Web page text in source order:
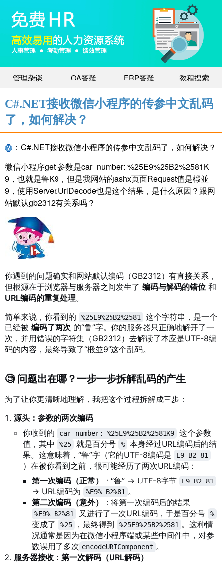
管理杂谈 OA答疑 ERP答疑 教程搜索
C#.NET接收微信小程序的传参中文乱码
了，如何解决？
：C#.NET接收微信小程序的传参中文乱码了，如何解决？
微信小程序get 参数是car_number: %25E9%25B2%2581K
9，也就是鲁K9，但是我网站的ashx页面Request值是椴並
9，使用Server.UrlDecode也是这个结果，是什么原因？跟网
站默认gb2312有关系吗？
你遇到的问题确实和网站默认编码（GB2312）有直接关系，
但根源在于浏览器与服务器之间发生了 编码与解码的错位 和
URL编码的重复处理。
简单来说，你看到的
%25E9%25B2%2581
这个字符串，是一个
已经被 编码了两次 的“鲁”字。你的服务器只正确地解开了一
次，并用错误的字符集（GB2312）去解读了本应是UTF-8编
码的内容，最终导致了“椴並9”这个乱码。
🧐 问题出在哪？一步一步拆解乱码的产生
为了让你更清晰地理解，我把这个过程拆解成三步：
源头：参数的两次编码
你收到的
car_number: %25E9%25B2%2581K9
这个参数
值，其中
%25 就是百分号 %
本身经过URL编码后的结
果。这意味着，“鲁”字（它的UTF-8编码是
E9 B2 81
）在被你看到之前，很可能经历了两次URL编码：
第一次编码（正常）
：“鲁” → UTF-8字节 E9 B2 81
→ URL编码为 %E9% B2%81 。
第二次编码（意外）
：将第一次编码后的结果
%E9% B2%81 又进行了一次URL编码，于是百分号 %
变成了 %25 ，最终得到 %25E9%25B2%2581 。这种情
况通常是因为在微信小程序端或某些中间件中，对参
数误用了多次 encodeURIComponent 。
服务器接收：第一次解码（URL解码）